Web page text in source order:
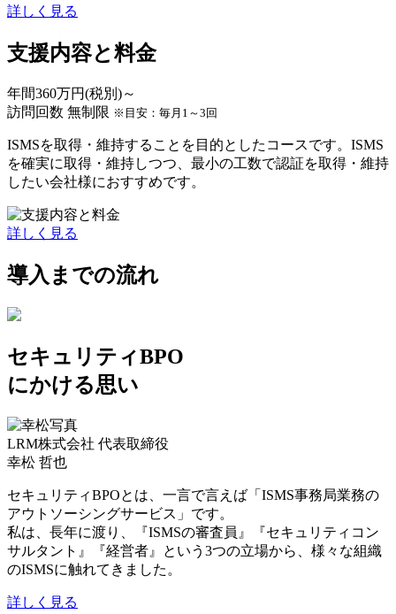
詳しく見る
支援内容と料金
年間360万円(税別)～
訪問回数 無制限 ※目安：毎月1～3回
ISMSを取得・維持することを目的としたコースです。ISMS
を確実に取得・維持しつつ、最小の工数で認証を取得・維持
したい会社様におすすめです。
詳しく見る
導入までの流れ
セキュリティBPO
にかける思い
LRM株式会社 代表取締役
幸松 哲也
セキュリティBPOとは、一言で言えば「ISMS事務局業務の
アウトソーシングサービス」です。
私は、長年に渡り、『ISMSの審査員』『セキュリティコン
サルタント』『経営者』という3つの立場から、様々な組織
のISMSに触れてきました。
詳しく見る